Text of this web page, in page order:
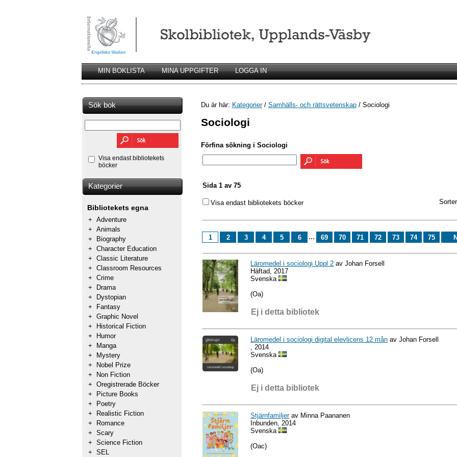
MIN BOKLISTA MINA UPPGIFTER LOGGA IN
Sök bok
Visa endast bibliotekets
böcker
Kategorier
Bibliotekets egna
+ Adventure
+ Animals
+
Biography
+ Character Education
+ Classic Literature
+ Classroom Resources
+ Crime
+
Drama
+
Dystopian
+
Fantasy
+ Graphic Novel
+
Historical Fiction
+
Humor
+
Manga
+
Mystery
+
Nobel Prize
+
Non Fiction
+ Oregistrerade Böcker
+
Picture Books
+
Poetry
+
Realistic Fiction
+
Romance
+ Scary
+ Science Fiction
+ SEL
Du är här: Kategorier/ Samhälls- och rättsvetenskap / Sociologi
Sociologi
Förfina sökning i Sociologi
Sida 1 av 75
Visa endast bibliotekets böcker
1 2 3 4 5 6 ... 69 70 71 72 73 74 75
Läromedel i sociologi Uppl 2 av Johan Forsell
Häftad, 2017
Svenska
(Oa)
Ej i detta bibliotek
Läromedel i sociologi digital elevlicens 12 mån av Johan Forsell
, 2014
Svenska
(Oa)
Ej i detta bibliotek
Stjärnfamiljerav Minna Paananen
Inbunden, 2014
Svenska
(Oac)